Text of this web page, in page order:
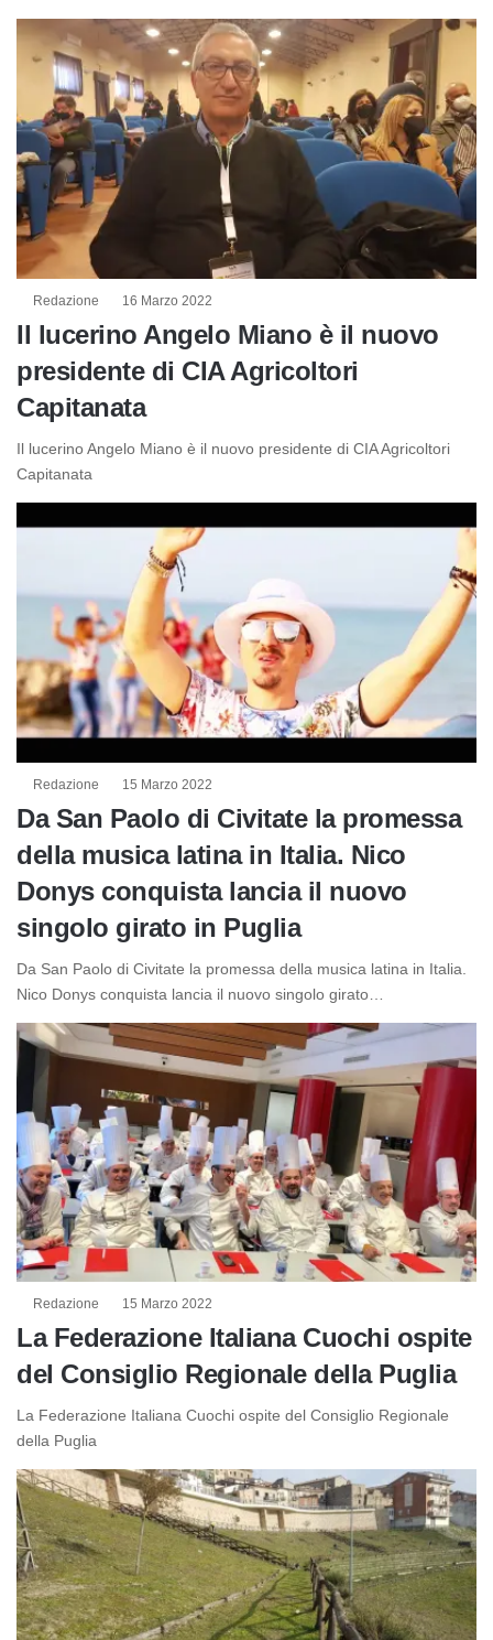
Redazione 16 Marzo 2022
Il lucerino Angelo Miano è il nuovo
presidente di CIA Agricoltori
Capitanata
Il lucerino Angelo Miano è il nuovo presidente di CIA Agricoltori
Capitanata
Redazione 15 Marzo 2022
Da San Paolo di Civitate la promessa
della musica latina in Italia. Nico
Donys conquista lancia il nuovo
singolo girato in Puglia
Da San Paolo di Civitate la promessa della musica latina in Italia.
Nico Donys conquista lancia il nuovo singolo girato…
Redazione 15 Marzo 2022
La Federazione Italiana Cuochi ospite
del Consiglio Regionale della Puglia
La Federazione Italiana Cuochi ospite del Consiglio Regionale
della Puglia